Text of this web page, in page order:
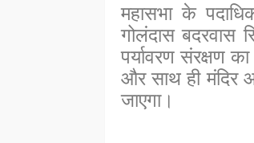
महासभा के
गोलंदास बदरवास
पर्यावरण संरक्षण
और साथ ही मंदिर
जाएगा।